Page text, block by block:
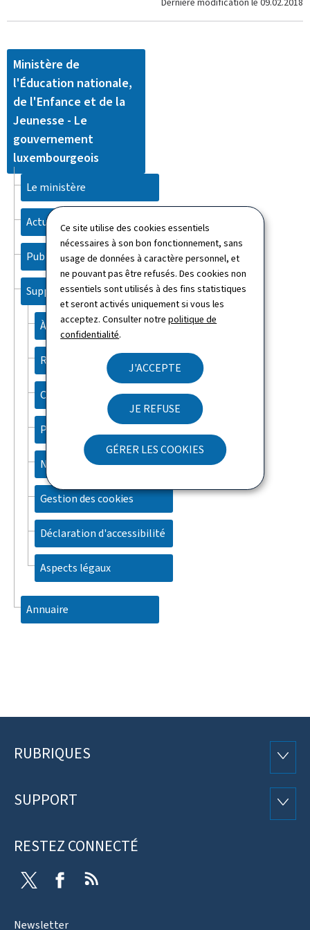
Ce site utilise des cookies essentiels
nécessaires à son bon fonctionnement, sans
usage de données à caractère personnel, et
ne pouvant pas être refusés. Des cookies non
essentiels sont utilisés à des fins statistiques
et seront activés uniquement si vous les
acceptez. Consulter notrepolitique de
confidentialité.
J'ACCEPTE
JE REFUSE
GÉRER LES COOKIES
Ministère de
l'Éducation nationale,
de l'Enfance et de la
Jeunesse - Le
gouvernement
luxembourgeois
Le ministère
Actualités
Publications
Support
À propos du site
Recherche
Contact
Plan du site
Newsletter
Gestion des cookies
Déclaration d'accessibilité
Aspects légaux
Annuaire
Pied
page
RUBRIQUES
SUPPORT
RESTEZ CONNECTÉ
Twitter Facebook
Newsletter